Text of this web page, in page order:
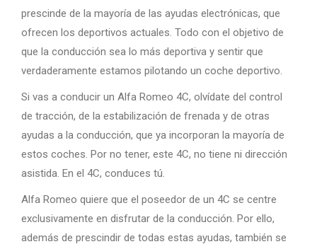
prescinde de la mayoría de las ayudas electrónicas, que
ofrecen los deportivos actuales. Todo con el objetivo de
que la conducción sea lo más deportiva y sentir que
verdaderamente estamos pilotando un coche deportivo.
Si vas a conducir un Alfa Romeo 4C, olvídate del control
de tracción, de la estabilización de frenada y de otras
ayudas a la conducción, que ya incorporan la mayoría de
estos coches. Por no tener, este 4C, no tiene ni dirección
asistida. En el 4C, conduces tú.
Alfa Romeo quiere que el poseedor de un 4C se centre
exclusivamente en disfrutar de la conducción. Por ello,
además de prescindir de todas estas ayudas, también se